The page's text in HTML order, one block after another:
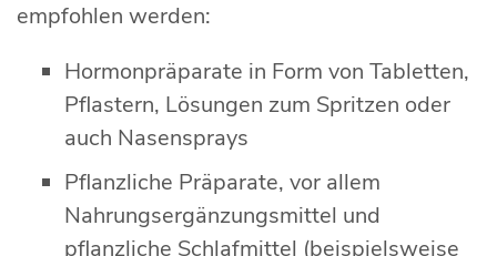
empfohlen werden:
Hormonpräparate in Form von Tabletten,
Pflastern, Lösungen zum Spritzen oder
auch Nasensprays
Pflanzliche Präparate, vor allem
Nahrungsergänzungsmittel und
pflanzliche Schlafmittel (beispielsweise